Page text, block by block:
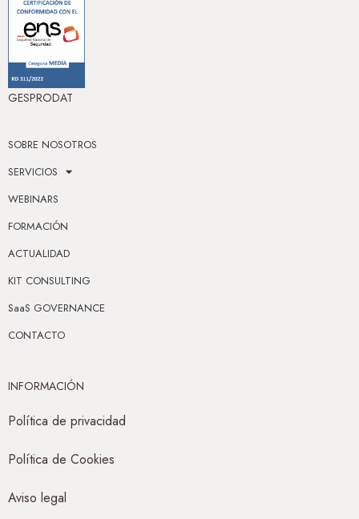
GESPRODAT
SOBRE NOSOTROS
SERVICIOS
WEBINARS
FORMACIÓN
ACTUALIDAD
KIT CONSULTING
SaaS GOVERNANCE
CONTACTO
INFORMACIÓN
Política de privacidad
Política de Cookies
Aviso legal